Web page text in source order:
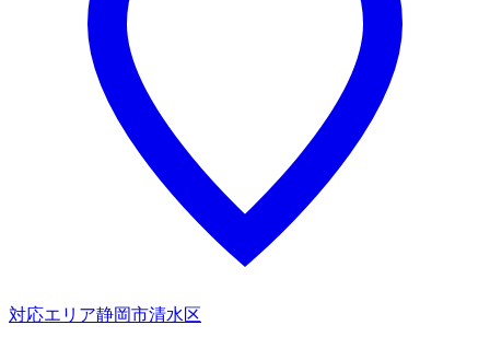
対応エリア静岡市清水区